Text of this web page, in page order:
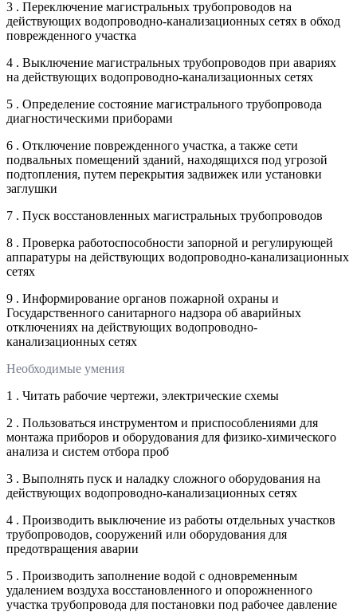
3 . Переключение магистральных трубопроводов на
действующих водопроводно-канализационных сетях в обход
поврежденного участка
4 . Выключение магистральных трубопроводов при авариях
на действующих водопроводно-канализационных сетях
5 . Определение состояние магистрального трубопровода
диагностическими приборами
6 . Отключение поврежденного участка, а также сети
подвальных помещений зданий, находящихся под угрозой
подтопления, путем перекрытия задвижек или установки
заглушки
7 . Пуск восстановленных магистральных трубопроводов
8 . Проверка работоспособности запорной и регулирующей
аппаратуры на действующих водопроводно-канализационных
сетях
9 . Информирование органов пожарной охраны и
Государственного санитарного надзора об аварийных
отключениях на действующих водопроводно-
канализационных сетях
Необходимые умения
1 . Читать рабочие чертежи, электрические схемы
2 . Пользоваться инструментом и приспособлениями для
монтажа приборов и оборудования для физико-химического
анализа и систем отбора проб
3 . Выполнять пуск и наладку сложного оборудования на
действующих водопроводно-канализационных сетях
4 . Производить выключение из работы отдельных участков
трубопроводов, сооружений или оборудования для
предотвращения аварии
5 . Производить заполнение водой с одновременным
удалением воздуха восстановленного и опорожненного
участка трубопровода для постановки под рабочее давление